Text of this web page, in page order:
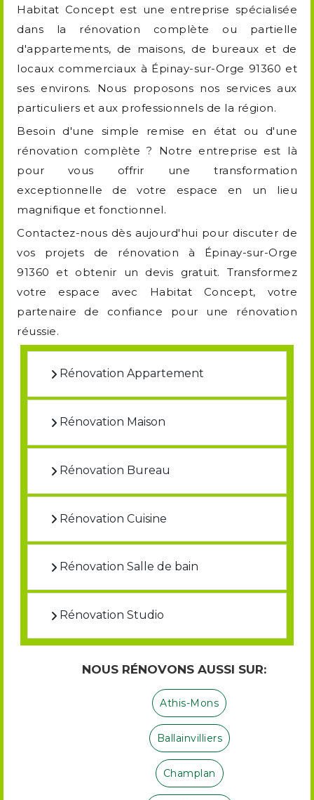
Habitat Concept est une entreprise spécialisée
dans la rénovation complète ou partielle
d'appartements, de maisons, de bureaux et de
locaux commerciaux à Épinay-sur-Orge 91360 et
ses environs. Nous proposons nos services aux
particuliers et aux professionnels de la région.
Besoin d'une simple remise en état ou d'une
rénovation complète ? Notre entreprise est là
pour vous offrir une transformation
exceptionnelle de votre espace en un lieu
magnifique et fonctionnel.
Contactez-nous dès aujourd'hui pour discuter de
vos projets de rénovation à Épinay-sur-Orge
91360 et obtenir un devis gratuit. Transformez
votre espace avec Habitat Concept, votre
partenaire de confiance pour une rénovation
réussie.
Rénovation Appartement
Rénovation Maison
Rénovation Bureau
Rénovation Cuisine
Rénovation Salle de bain
Rénovation Studio
NOUS RÉNOVONS AUSSI SUR:
Athis-Mons
Ballainvilliers
Champlan